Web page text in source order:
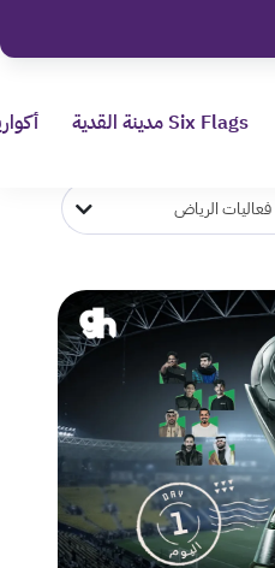
Six Flags مدينة القدية
فعاليات الرياض